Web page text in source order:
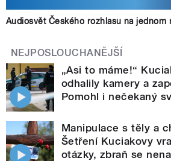
Audiosvět Českého rozhlasu na jednom
NEJPOSLOUCHANĚJŠÍ
„Asi to máme!“
odhalily kamery a
Pomohl i nečekaný
Manipulace s těly a
Šetření Kuciakovy
otázky, zbraň se